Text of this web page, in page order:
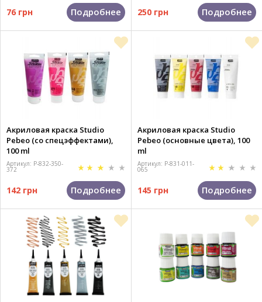
76 грн Подробнее 250 грн Подробнее
Акриловая краска Studio
Pebeo (со спецэффектами),
100 ml
Артикул: P-832-350-
372
142 грн Подробнее
Акриловая краска Studio
Pebeo (основные цвета), 100
ml
Артикул: P-831-011-
065
145 грн Подробнее